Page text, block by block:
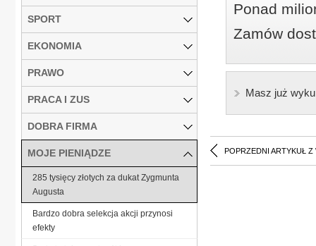
Ponad
Zamów
Masz już
POPRZEDNI ARTYKUŁ Z
SPORT
EKONOMIA
PRAWO
PRACA I ZUS
DOBRA FIRMA
MOJE PIENIĄDZE
285 tysięcy złotych za dukat Zygmunta
Augusta
Bardzo dobra selekcja akcji przynosi
efekty